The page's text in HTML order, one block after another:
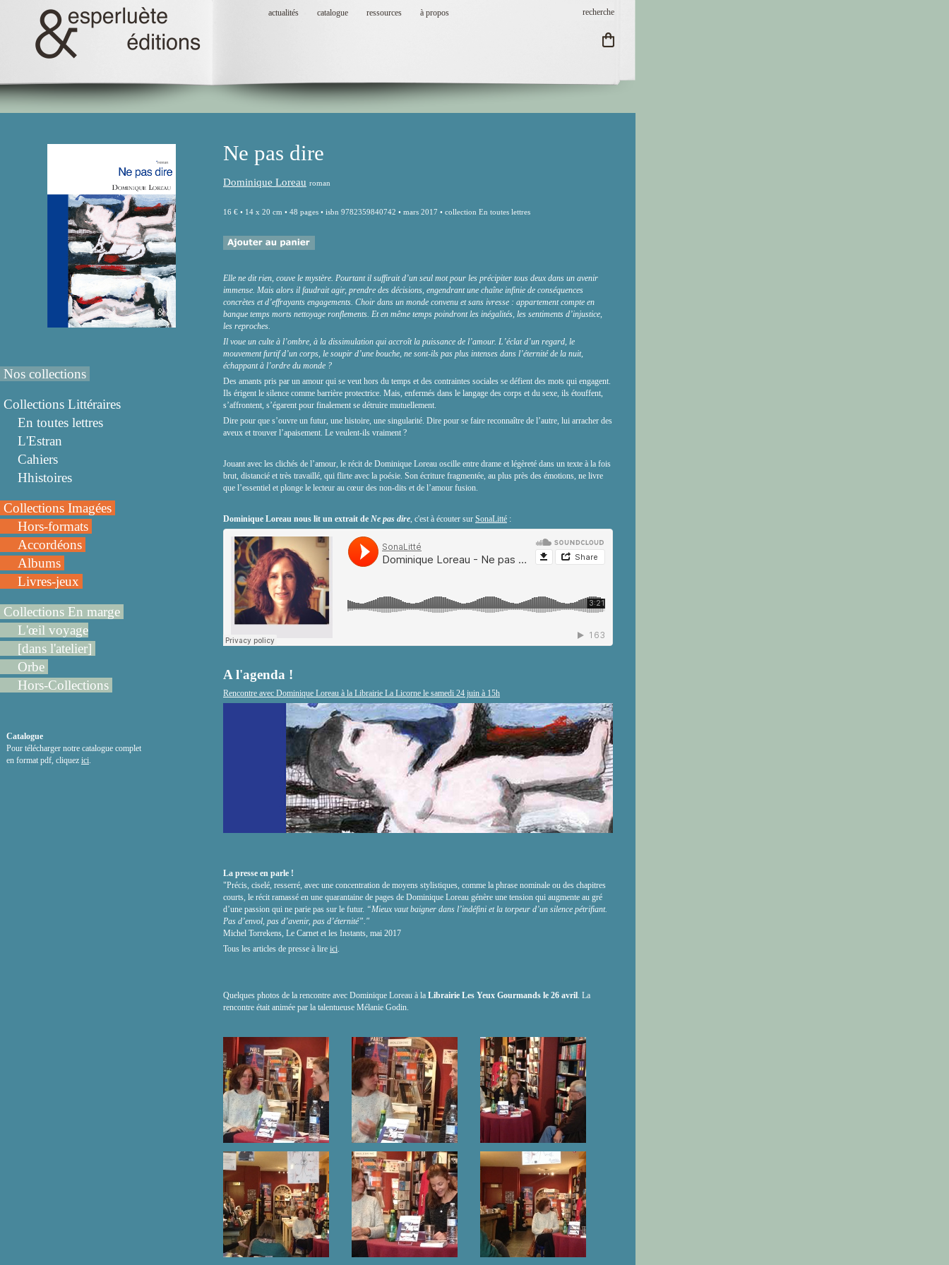
actualités catalogue ressources à propos
Nos collections
Collections Littéraires
En toutes lettres
L'Estran
Cahiers
Hhistoires
Collections Imagées
Hors-formats
Accordéons
Albums
Livres-jeux
Collections En marge
L'œil voyage
[dans l'atelier]
Orbe
Hors-Collections
Catalogue
Pour télécharger notre catalogue complet
en format pdf, cliquez ici
Ne pas dire
Dominique Loreau roman
16 € • 14 x 20 cm • 48 pages • isbn 9782359840742 • mars 2017 • collection En toutes lettres
Elle ne dit rien, couve le mystère. Pourtant il suffirait d’un seul mot pour les précipiter tous deux dans un avenir
immense. Mais alors il faudrait agir, prendre des décisions, engendrant une chaîne infinie de conséquences
concrètes et d’effrayants engagements. Choir dans un monde convenu et sans ivresse : appartement compte en
banque temps morts nettoyage ronflements. Et en même temps poindront les inégalités, les sentiments d’injustice,
les reproches.
Il voue un culte à l’ombre, à la dissimulation qui accroît la puissance de l’amour. L’éclat d’un regard, le
mouvement furtif d’un corps, le soupir d’une bouche, ne sont-ils pas plus intenses dans l’éternité de la nuit,
échappant à l’ordre du monde ?
Des amants pris par un amour qui se veut hors du temps et des contraintes sociales se défient des mots qui engagent.
Ils érigent le silence comme barrière protectrice. Mais, enfermés dans le langage des corps et du sexe, ils étouffent,
s’affrontent, s’égarent pour finalement se détruire mutuellement.
Dire pour que s’ouvre un futur, une histoire, une singularité. Dire pour se faire reconnaître de l’autre, lui arracher des
aveux et trouver l’apaisement. Le veulent-ils vraiment ?
Jouant avec les clichés de l’amour, le récit de Dominique Loreau oscille entre drame et légèreté dans un texte à la fois
brut, distancié et très travaillé, qui flirte avec la poésie. Son écriture fragmentée, au plus près des émotions, ne livre
que l’essentiel et plonge le lecteur au cœur des non-dits et de l’amour fusion.
Dominique Loreau nous lit un extrait de Ne pas dire, c'est à écouter sur SonaLitté :
A l'agenda !
Rencontre avec Dominique Loreau à la Librairie La Licorne le samedi 24 juin à 15h
La presse en parle !
"Précis, ciselé, resserré, avec une concentration de moyens stylistiques, comme la phrase nominale ou des chapitres
courts, le récit ramassé en une quarantaine de pages de Dominique Loreau génère une tension qui augmente au gré
d’une passion qui ne parie pas sur le futur. “Mieux vaut baigner dans l’indéfini et la torpeur d’un silence pétrifiant.
Pas d’envol, pas d’avenir, pas d’éternité”."
Michel Torrekens, Le Carnet et les Instants, mai 2017
Tous les articles de presse à lire ici.
Quelques photos de la rencontre avec Dominique Loreau à la Librairie Les Yeux Gourmands le 26 avril. La
rencontre était animée par la talentueuse Mélanie Godin.